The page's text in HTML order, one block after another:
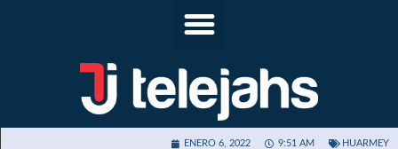
ENERO 6, 2022 9:51 AM HUARMEY